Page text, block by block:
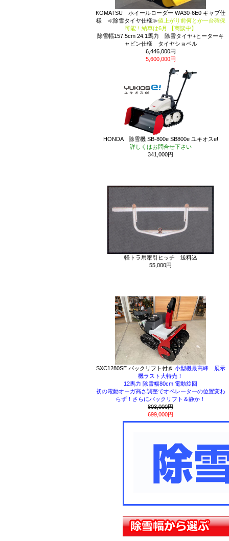
KOMATSU ホイールローダー WA30-6E0 キャブ仕
様 ≪除雪タイヤ仕様≫値上がり前何とか一台確保
可能！納車は6月 【商談中】
除雪幅157.5cm 24.1馬力 除雪タイヤ+ヒーターキ
ャビン仕様 タイヤショベル
6,446,000円
5,600,000円
HONDA 除雪機 SB-800e SB800e ユキオスe!
詳しくはお問合せ下さい
341,000円
軽トラ用牽引ヒッチ 送料込
55,000円
SXC1280SE バックリフト付き 小型機最高峰 展示
機ラスト大特売！
12馬力 除雪幅80cm 電動旋回
初の電動オーガ高さ調整でオペレーターの位置変わ
らず！さらにバックリフト＆静か！
803,000円
699,000円